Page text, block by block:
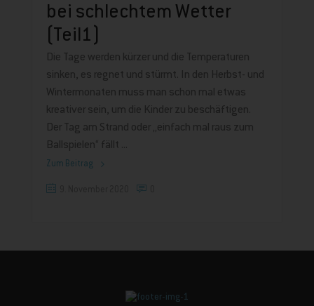
bei schlechtem Wetter
(Teil1)
Die Tage werden kürzer und die Temperaturen
sinken, es regnet und stürmt. In den Herbst- und
Wintermonaten muss man schon mal etwas
kreativer sein, um die Kinder zu beschäftigen.
Der Tag am Strand oder „einfach mal raus zum
Ballspielen“ fällt
Zum Beitrag